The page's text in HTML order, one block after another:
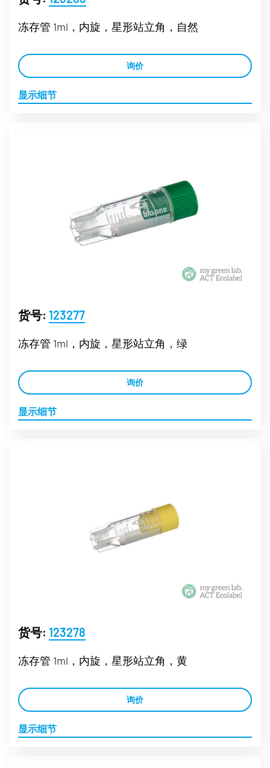
冻存管 1ml，内旋，星形站立角，自然
询价
显示细节
货号: 123277
冻存管 1ml，内旋，星形站立角，绿
询价
显示细节
货号: 123278
冻存管 1ml，内旋，星形站立角，黄
询价
显示细节